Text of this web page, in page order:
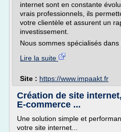
internet sont en constante
vrais professionnels, ils
votre clientèle et assurent un
investissement.
Nous sommes spécialisés dans
Lire la suite
Site : https://www.impaakt.fr
Création de site
E-commerce ...
Une solution simple et
votre site internet...